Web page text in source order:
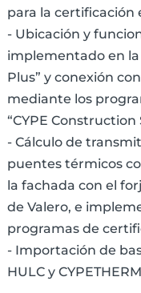
para la certificación
- Ubicación y
implementado en la
Plus” y conexión
mediante los
“CYPE Construction
- Cálculo de
puentes térmicos
la fachada con el
de Valero, e
programas de
- Importación de
HULC y